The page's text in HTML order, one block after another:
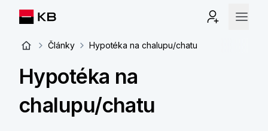
Články Hypotéka na chalupu/chatu
Hypotéka na
chalupu/chatu